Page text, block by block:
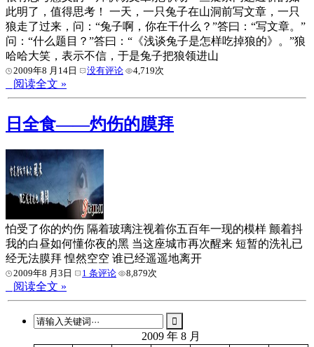
此明了，值得思考！ 一天，一只兔子在山洞前写文章，一只
狼走了过来，问：“兔子啊，你在干什么？”答曰：“写文章。”
问：“什么题目？”答曰：“《浅谈兔子是怎样吃掉狼的》。”狼
哈哈大笑，表示不信，于是兔子把狼领进山
2009年8 月14日 没有评论 4,719次
阅读全文 »
日全食——灼伤的膜拜
怕受了你的灼伤 隔着玻璃注视着你五百年一现的模样 颤着抖
我的白昼如何懂你夜的黑 当这座城市再次醒来 短暂的洗礼已
经无法膜拜 惶然空空 谁已经遥遥地离开
2009年8 月3日 1 条评论 8,879次
阅读全文 »
2009 年 8 月